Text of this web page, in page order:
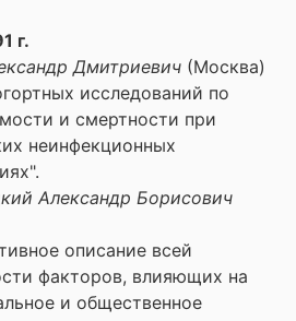
г.
Дмитриевич (Москва)
исследований по
и смертности при
неинфекционных
Александр Борисович
описание всей
факторов, влияющих на
и общественное